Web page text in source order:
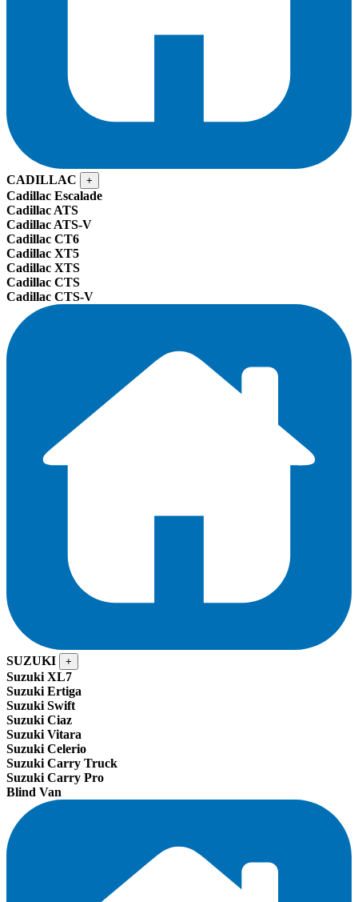
CADILLAC +
Cadillac Escalade
Cadillac ATS
Cadillac ATS-V
Cadillac CT6
Cadillac XT5
Cadillac XTS
Cadillac CTS
Cadillac CTS-V
SUZUKI +
Suzuki XL7
Suzuki Ertiga
Suzuki Swift
Suzuki Ciaz
Suzuki Vitara
Suzuki Celerio
Suzuki Carry Truck
Suzuki Carry Pro
Blind Van